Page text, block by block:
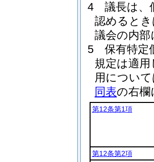
4
議長は、
認めると
議会の内
5
保有特定
規定は適
用につい
同表の右欄
第12条第1項
第12条第2項